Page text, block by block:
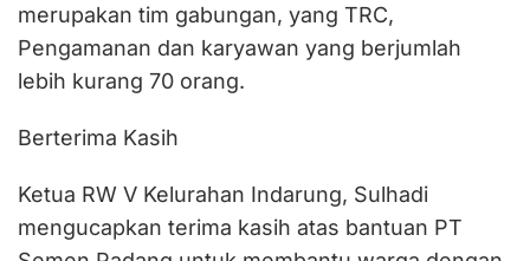
merupakan tim gabungan, yang TRC,
Pengamanan dan karyawan yang berjumlah
lebih kurang 70 orang.
Berterima Kasih
Ketua RW V Kelurahan Indarung, Sulhadi
mengucapkan terima kasih atas bantuan PT